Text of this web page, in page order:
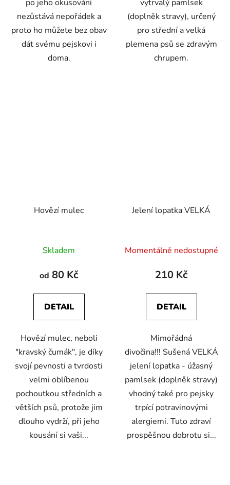
po jeho okusování
nezůstává nepořádek a
proto ho můžete bez obav
dát svému pejskovi i
doma.
vytrvalý pamlsek
(doplněk stravy), určený
pro střední a velká
plemena psů se zdravým
chrupem.
Hovězí mulec
hodnocení
produktu
4,8
z
hvězdiček.
Skladem
od 80 Kč
DETAIL
Hovězí mulec, neboli
"kravský čumák", je díky
svojí pevnosti a tvrdosti
velmi oblíbenou
pochoutkou středních a
větších psů, protože jim
dlouho vydrží, při jeho
kousání si vaši...
Jelení lopatka VELKÁ
hodnocení
produktu
5,0
z
hvězdiček.
Momentálně nedostupné
210 Kč
DETAIL
Mimořádná
divočina!!! Sušená VELKÁ
jelení lopatka - úžasný
pamlsek (doplněk stravy)
vhodný také pro pejsky
trpící potravinovými
alergiemi. Tuto zdraví
prospěšnou dobrotu si...